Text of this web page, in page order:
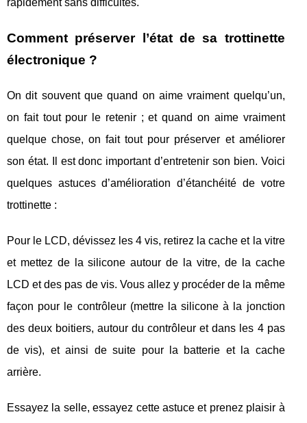
rapidement sans difficultés.
Comment préserver l’état de sa trottinette
électronique ?
On dit souvent que quand on aime vraiment quelqu’un,
on fait tout pour le retenir ; et quand on aime vraiment
quelque chose, on fait tout pour préserver et améliorer
son état. Il est donc important d’entretenir son bien. Voici
quelques astuces d’amélioration d’étanchéité de votre
trottinette :
Pour le LCD, dévissez les 4 vis, retirez la cache et la vitre
et mettez de la silicone autour de la vitre, de la cache
LCD et des pas de vis. Vous allez y procéder de la même
façon pour le contrôleur (mettre la silicone à la jonction
des deux boitiers, autour du contrôleur et dans les 4 pas
de vis), et ainsi de suite pour la batterie et la cache
arrière.
Essayez la selle, essayez cette astuce et prenez plaisir à